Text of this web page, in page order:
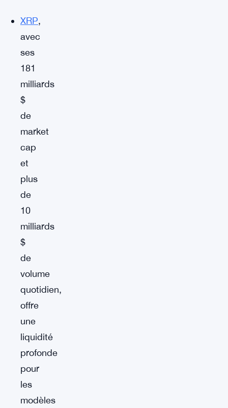
XRP,
avec
ses
181
milliards
$
de
market
cap
et
plus
de
10
milliards
$
de
volume
quotidien,
offre
une
liquidité
profonde
pour
les
modèles